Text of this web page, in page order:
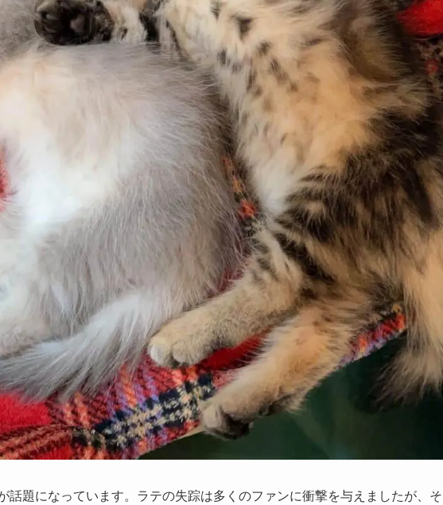
話題になっています。ラテの失踪は多くのファンに衝撃を与えましたが、そ